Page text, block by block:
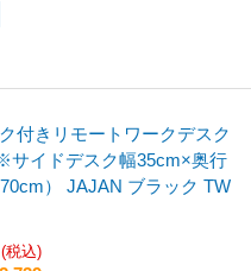
付きリモートワークデスク
サイドデスク幅35cm×奥行
） JAJAN ブラック TW
(税込)